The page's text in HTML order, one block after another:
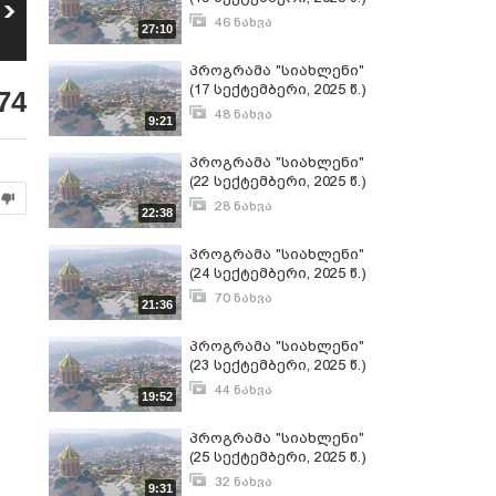
ყაზბეგის
მუნიციპალიტეტის
განათლებისა და
განვითარების
ცენტრში სრულიად
საქართველოს
კათოლიკოს-
პატრიარქ ილია
მეორის
ხსოვნისადმი
მიძღვნილი
ღონისძიება
გაიმართა
ნახვა
5
15 ივლისს
საქართველოს
ეკლესია
ვლაქერნობას
27:10 46 ნახვა
9:21
პროგრამა "სიახლენი"
(17 სექტემბერი, 2025 წ.)
48 ნახვა
22:38
პროგრამა "სიახლენი"
(22 სექტემბერი, 2025 წ.)
28 ნახვა
21:36
პროგრამა "სიახლენი"
(24 სექტემბერი, 2025 წ.)
70 ნახვა
19:52
პროგრამა "სიახლენი"
(23 სექტემბერი, 2025 წ.)
44 ნახვა
9:31
პროგრამა "სიახლენი"
(25 სექტემბერი, 2025 წ.)
32 ნახვა